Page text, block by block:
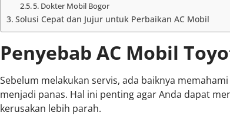
5. Dokter Mobil Bogor
Solusi Cepat dan Jujur untuk Perbaikan AC Mobil
Penyebab AC Mobil
Sebelum melakukan servis, ada baiknya
menjadi panas. Hal ini penting agar Anda dapat
kerusakan lebih parah.